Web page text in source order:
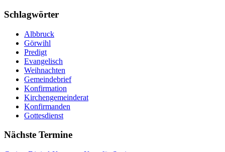
Schlagwörter
Albbruck
Görwihl
Predigt
Evangelisch
Weihnachten
Gemeindebrief
Konfirmation
Kirchengemeinderat
Konfirmanden
Gottesdienst
Nächste Termine